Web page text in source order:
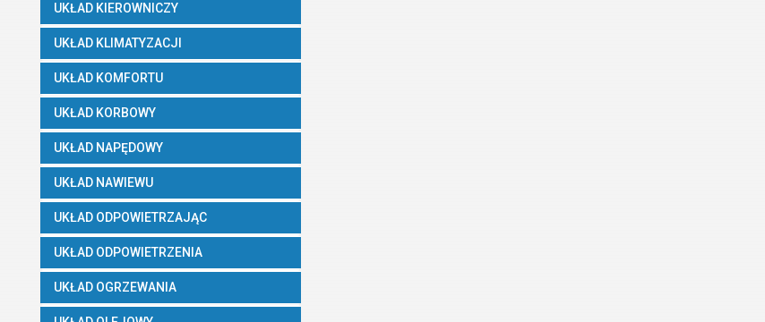
UKŁAD KIEROWNICZY
UKŁAD KLIMATYZACJI
UKŁAD KOMFORTU
UKŁAD KORBOWY
UKŁAD NAPĘDOWY
UKŁAD NAWIEWU
UKŁAD ODPOWIETRZAJĄC
UKŁAD ODPOWIETRZENIA
UKŁAD OGRZEWANIA